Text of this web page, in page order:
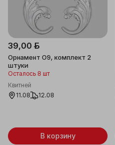
39,00 ƃ
Орнамент О9, комплект 2
штуки
Осталось 8 шт
Квитней
11.08
12.08
В корзину